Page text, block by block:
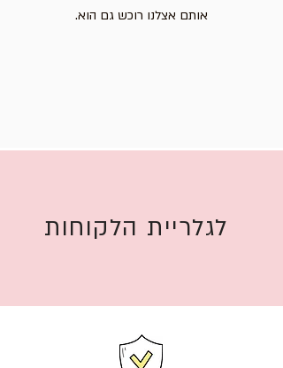
אותם אצלנו רוכש גם הוא.
לגלריית הלקוחות